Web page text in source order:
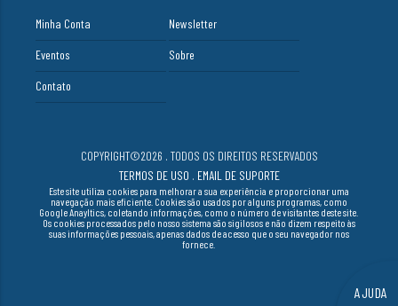
Minha Conta Newsletter
Eventos Sobre
Contato
COPYRIGHT©2026 . TODOS OS DIREITOS RESERVADOS
TERMOS DE USO . EMAIL DE SUPORTE
Este site utiliza cookies para melhorar a sua experiência e proporcionar uma
navegação mais eficiente. Cookies são usados por alguns programas, como
Google Anayltics, coletando informações, como o número de visitantes deste site.
Os cookies processados pelo nosso sistema são sigilosos e não dizem respeito às
suas informações pessoais, apenas dados de acesso que o seu navegador nos
fornece.
AJUDA